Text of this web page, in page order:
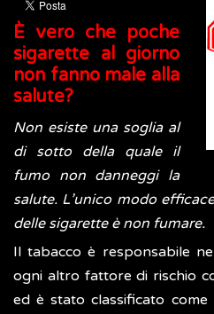
È vero che poche
sigarette al giorno
non fanno male alla
salute?
Non esiste una soglia al
di sotto della quale il
fumo non danneggi la
salute. L’unico modo
delle sigarette è non fumare.
Il tabacco è responsabile
ogni altro fattore di rischio
ed è stato classificato